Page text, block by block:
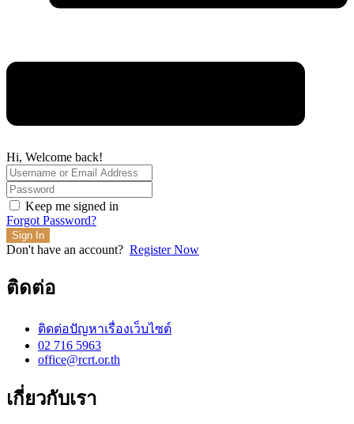
Hi, Welcome back!
Keep me signed in
Forgot Password?
Sign In
Don't have an account? Register Now
ติดต่อ
ติดต่อปัญหาเรื่องเว็บไซต์
02 716 5963
office@rcrt.or.th
เกี่ยวกับเรา